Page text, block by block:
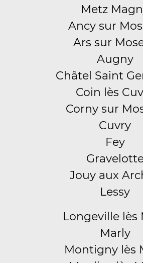
Metz
Ancy sur
Ars sur
Augny
Châtel Saint
Coin lès
Corny sur
Cuvry
Fey
Jouy aux
Lessy
Longeville lès
Marly
Montigny lès